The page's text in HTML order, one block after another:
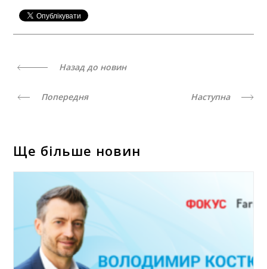
Назад до новин
Попередня Наступна
Ще більше новин